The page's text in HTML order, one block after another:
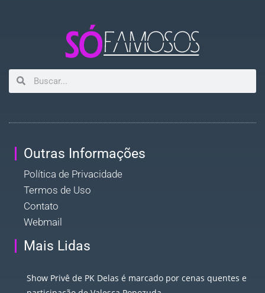
Outras Informações
Política de Privacidade
Termos de Uso
Contato
Webmail
Mais Lidas
Show Privê de PK Delas é marcado por cenas quentes e